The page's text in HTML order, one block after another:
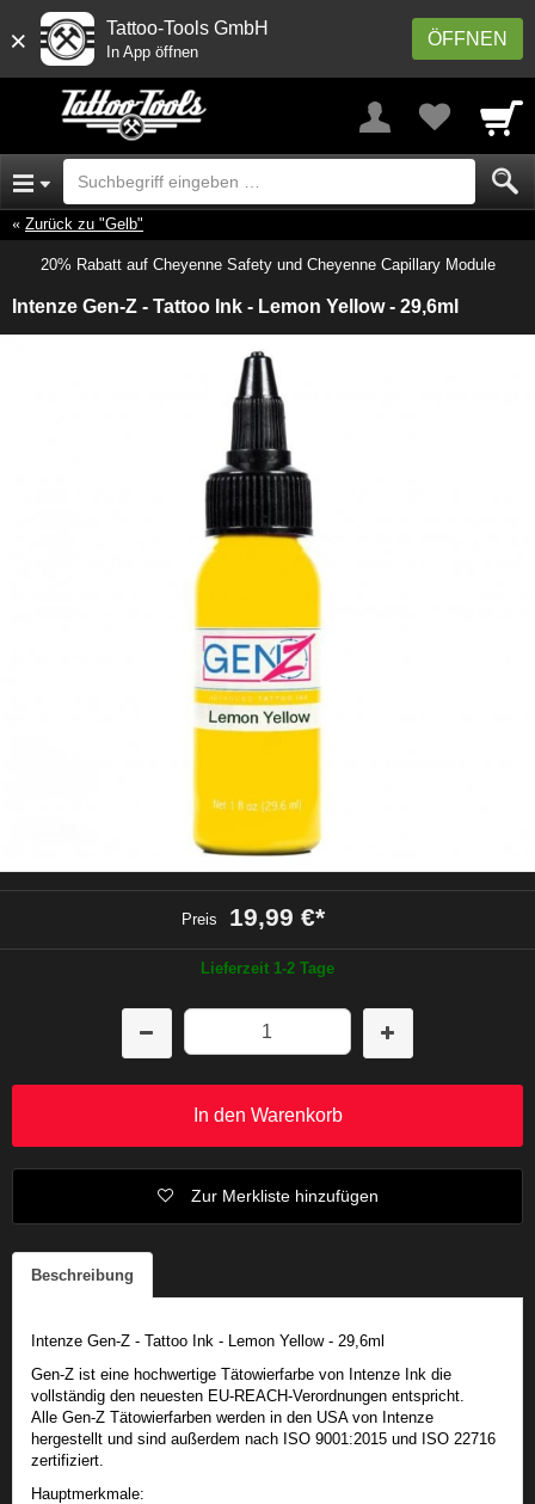
× ÖFFNEN
Tattoo-Tools GmbH
In App öffnen
Zurück zu "Gelb"
20% Rabatt auf Cheyenne Safety und Cheyenne Capillary Module
Intenze Gen-Z - Tattoo Ink - Lemon Yellow - 29,6ml
Preis 19,99 €*
Lieferzeit 1-2 Tage
In den Warenkorb
Zur Merkliste hinzufügen
Beschreibung
Intenze Gen-Z - Tattoo Ink - Lemon Yellow - 29,6ml
Gen-Z ist eine hochwertige Tätowierfarbe von Intenze Ink die
vollständig den neuesten EU-REACH-Verordnungen entspricht.
Alle Gen-Z Tätowierfarben werden in den USA von Intenze
hergestellt und sind außerdem nach ISO 9001:2015 und ISO 22716
zertifiziert.
Hauptmerkmale: